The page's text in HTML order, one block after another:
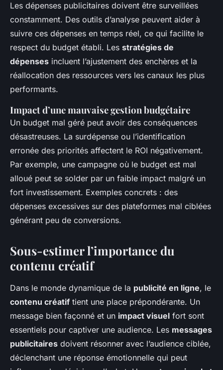
Les dépenses publicitaires doivent être surveillées
constamment. Des outils d’analyse peuvent aider à
suivre ces dépenses en temps réel, ce qui facilite le
respect du budget établi. Les stratégies de
dépenses incluent l’ajustement des enchères et la
réallocation des ressources vers les canaux les plus
performants.
Impact d’une mauvaise gestion budgétaire
Un budget mal géré peut avoir des conséquences
désastreuses. La surdépense ou l’identification
erronée des priorités affectent le ROI négativement.
Par exemple, une campagne où le budget est mal
alloué peut se solder par un faible impact malgré un
fort investissement. Exemples concrets : des
dépenses excessives sur des plateformes mal ciblées
générant peu de conversions.
Sous-estimer l’importance du
contenu créatif
Dans le monde dynamique de la publicité en ligne, le
contenu créatif tient une place prépondérante. Un
message bien façonné et un impact visuel fort sont
essentiels pour captiver une audience. Les messages
publicitaires doivent résonner avec l’audience ciblée,
déclenchant une réponse émotionnelle qui peut